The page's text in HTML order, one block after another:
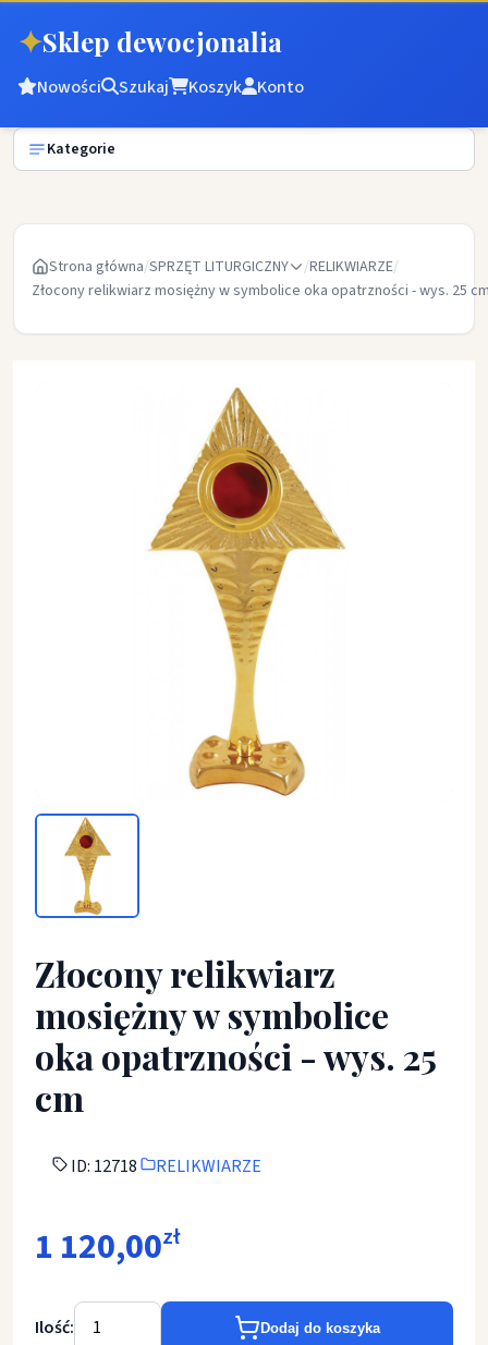
✦Sklep dewocjonalia
Nowości Szukaj Koszyk Konto
Kategorie
Strona główna/SPRZĘT LITURGICZNY /RELIKWIARZE/
Złocony relikwiarz mosiężny w symbolice oka opatrzności - wys. 25
Złocony relikwiarz mosiężny w symbolice oka opatrzności -
Złocony relikwiarz
mosiężny w symbolice
oka opatrzności - wys. 25
cm
ID: 12718 RELIKWIARZE
1 120,00zł
Ilość: Dodaj do koszyka